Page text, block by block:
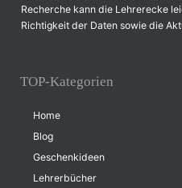
Recherche kann die Lehrerecke
Richtigkeit der Daten sowie die
TOP-Kategorien
Home
Blog
Geschenkideen
Lehrerbücher